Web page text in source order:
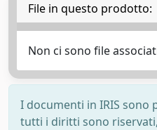
File in questo prodotto:
Non ci sono file
I documenti in IRIS
tutti i diritti sono